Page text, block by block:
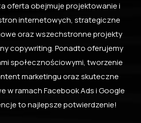
oferta obejmuje projektowanie i
internetowych, strategiczne
oraz wszechstronne projekty
copywriting. Ponadto oferujemy
społecznościowymi, tworzenie
marketingu oraz skuteczne
w ramach Facebook Ads i Google
to najlepsze potwierdzenie!